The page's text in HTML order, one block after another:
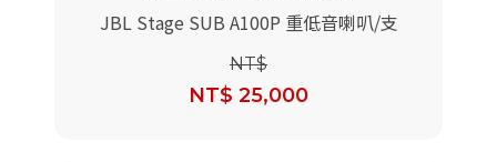
JBL Stage SUB A100P 重低音喇叭/支
NT$
NT$ 25,000